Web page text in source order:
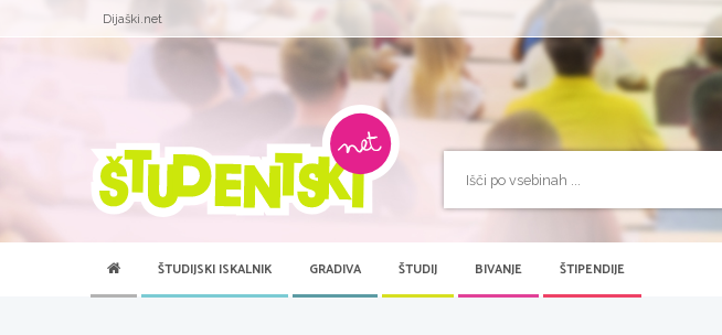
Dijaški.net
ŠTUDIJSKI ISKALNIK GRADIVA ŠTUDIJ BIVANJE ŠTIPENDIJE